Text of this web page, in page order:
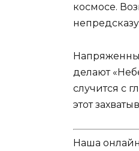
космосе.
делают
случится с
этот
Наша